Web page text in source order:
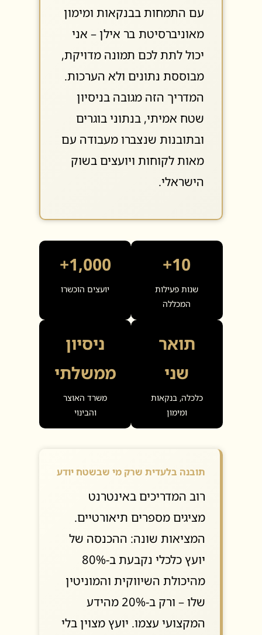
עם התמחות בבנקאות ומימון
מאוניברסיטת בר אילן – אני
יכול לתת לכם תמונה מדויקת,
מבוססת נתונים ולא הערכות.
המדריך הזה מגובה בניסיון
שטח אמיתי, בנתוני בוגרים
ובתובנות שנצברו מעבודה עם
מאות לקוחות ויועצים בשוק
הישראלי.
10+
שנות פעילות
המכללה
1,000+
יועצים הוכשרו
תואר
שני
כלכלה, בנקאות
ומימון
ניסיון
ממשלתי
משרד האוצר
והבינוי
תובנה בלעדית שרק מי שבשטח יודע
רוב המדריכים באינטרנט
מציגים מספרים תיאורטיים.
המציאות שונה: ההכנסה של
יועץ כלכלי נקבעת ב-80%
מהיכולת השיווקית והמוניטין
שלו – ורק ב-20% מהידע
המקצועי עצמו. יועץ מצוין בלי